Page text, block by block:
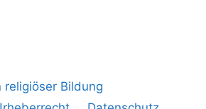
religiöser Bildung